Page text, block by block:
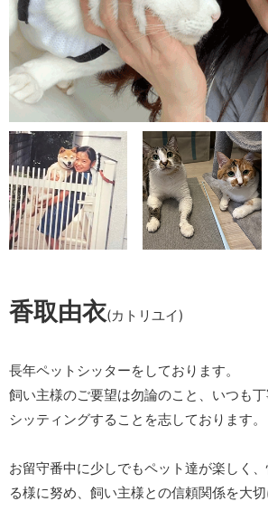
香取由衣(カトリユイ)
長年ペットシッターをしております。
飼い主様のご要望は勿論のこと、いつも
シッティングすることを志しております。
お留守番中に少しでもペット達が楽しく
る様に努め、飼い主様との信頼関係を大切